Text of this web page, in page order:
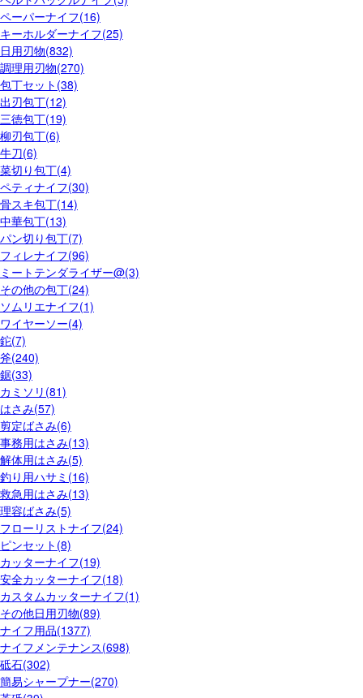
ペーパーナイフ(16)
キーホルダーナイフ(25)
日用刃物(832)
調理用刃物(270)
包丁セット(38)
出刃包丁(12)
三徳包丁(19)
柳刃包丁(6)
牛刀(6)
菜切り包丁(4)
ペティナイフ(30)
骨スキ包丁(14)
中華包丁(13)
パン切り包丁(7)
フィレナイフ(96)
ミートテンダライザー@(3)
その他の包丁(24)
ソムリエナイフ(1)
ワイヤーソー(4)
鉈(7)
斧(240)
鋸(33)
カミソリ(81)
はさみ(57)
剪定ばさみ(6)
事務用はさみ(13)
解体用はさみ(5)
釣り用ハサミ(16)
救急用はさみ(13)
理容ばさみ(5)
フローリストナイフ(24)
ピンセット(8)
カッターナイフ(19)
安全カッターナイフ(18)
カスタムカッターナイフ(1)
その他日用刃物(89)
ナイフ用品(1377)
ナイフメンテナンス(698)
砥石(302)
簡易シャープナー(270)